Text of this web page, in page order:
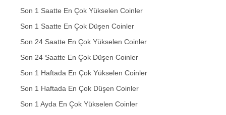
Son 1 Saatte En Çok Yükselen Coinler
Son 1 Saatte En Çok Düşen Coinler
Son 24 Saatte En Çok Yükselen Coinler
Son 24 Saatte En Çok Düşen Coinler
Son 1 Haftada En Çok Yükselen Coinler
Son 1 Haftada En Çok Düşen Coinler
Son 1 Ayda En Çok Yükselen Coinler